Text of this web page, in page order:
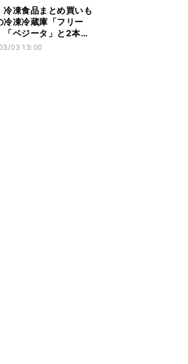
冷凍食品まとめ買いも
冷凍冷蔵庫「フリー
ベジータ」と2本柱
03 13:00